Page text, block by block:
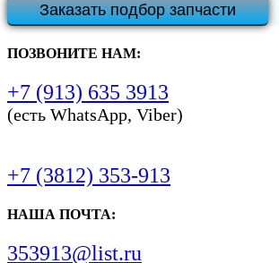
Заказать подбор запчасти
ПОЗВОНИТЕ НАМ:
+7 (913) 635 3913
(есть WhatsApp, Viber)
+7 (3812) 353-913
НАША ПОЧТА:
353913@list.ru